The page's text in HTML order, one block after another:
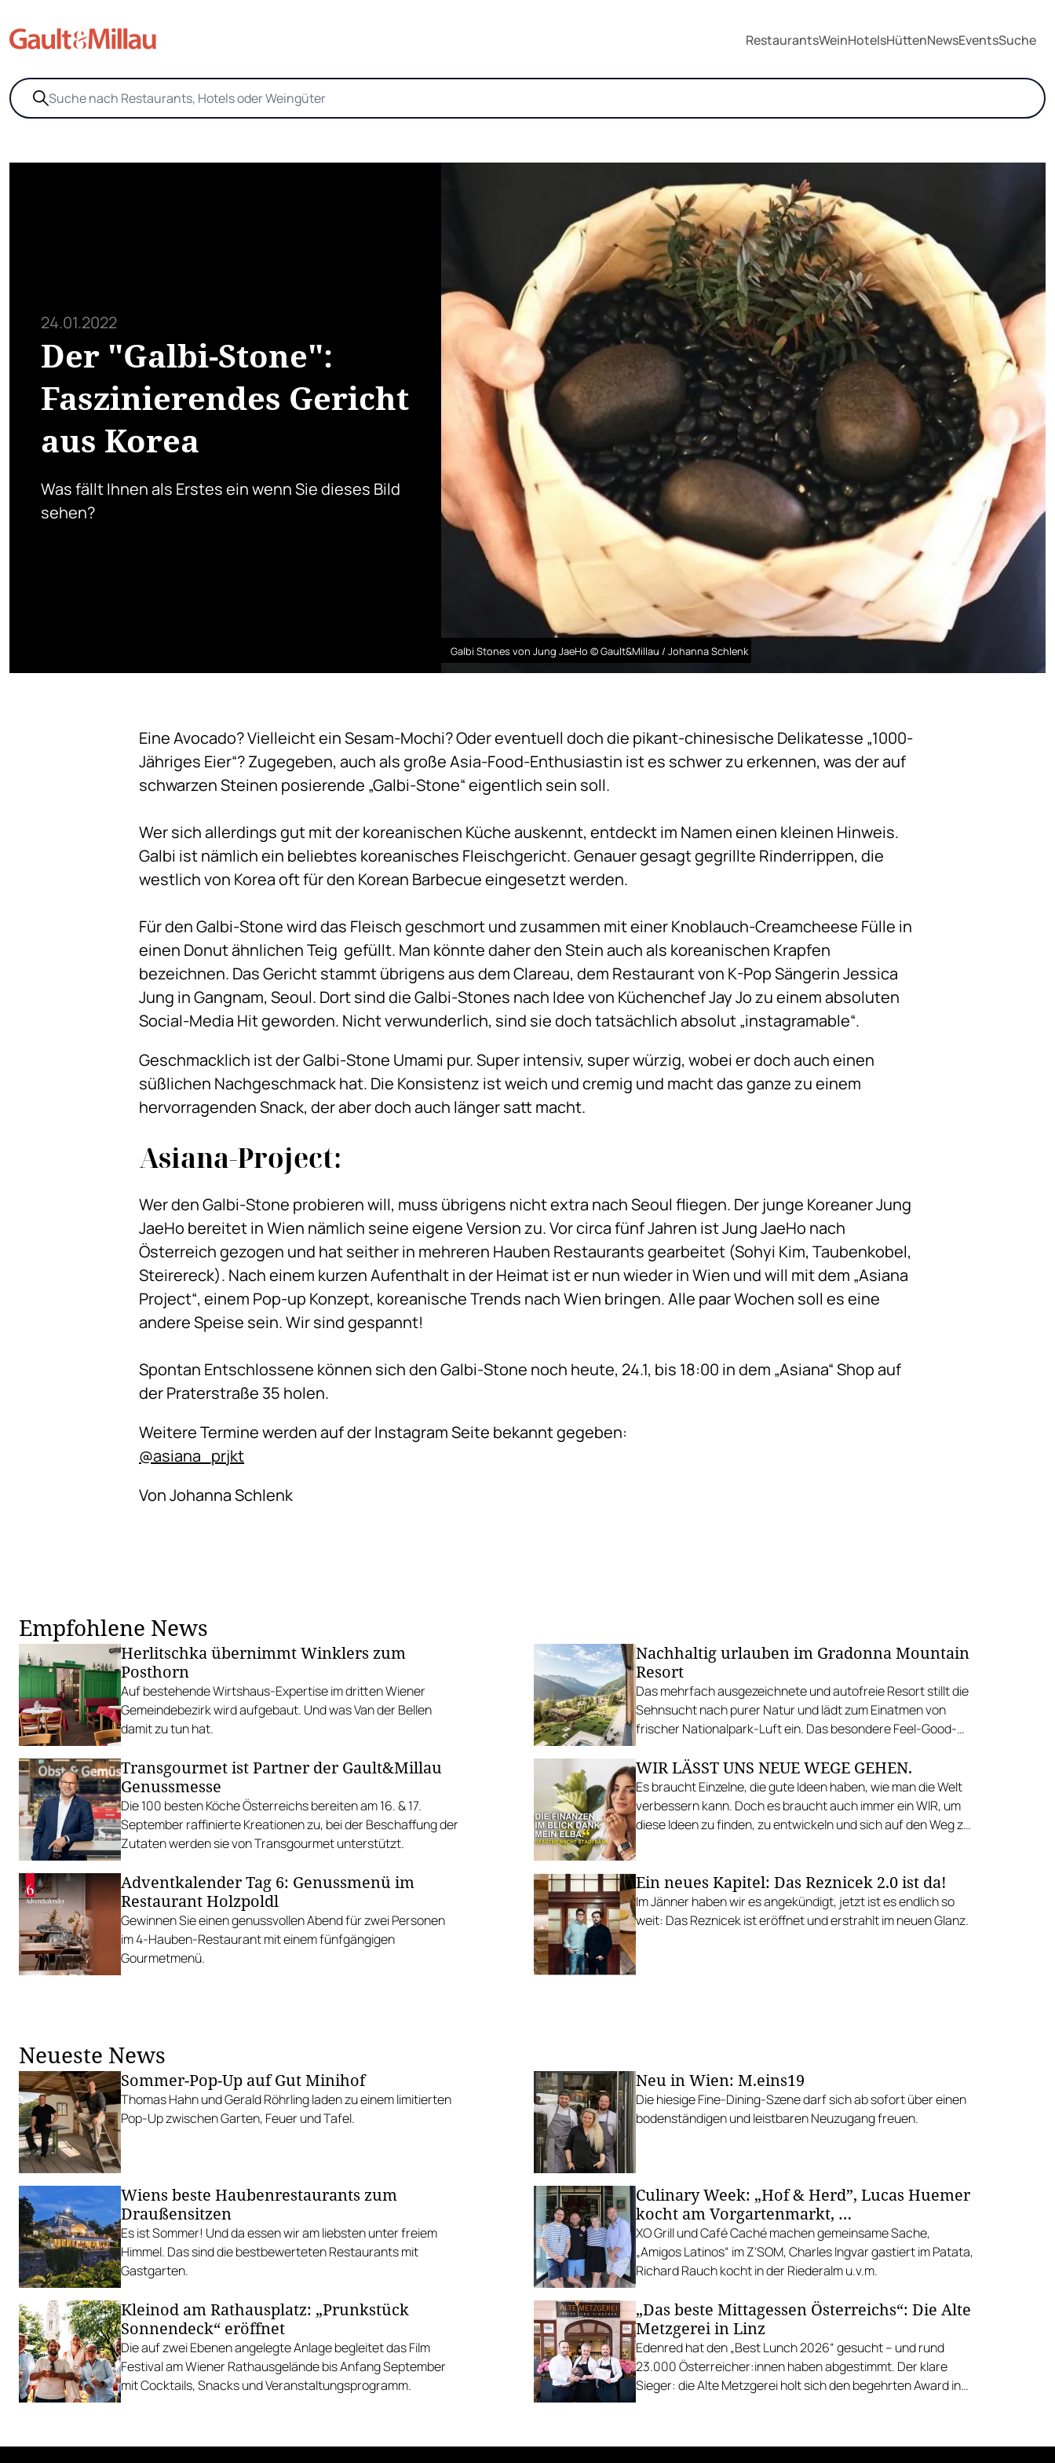
RestaurantsWeinHotelsHüttenNewsEventsSuche
24.01.2022
Der "Galbi-Stone":
Faszinierendes Gericht
aus Korea
Was fällt Ihnen als Erstes ein wenn Sie dieses Bild
sehen?
Galbi Stones von Jung JaeHo © Gault&Millau / Johanna Schlenk
Eine Avocado? Vielleicht ein Sesam-Mochi? Oder eventuell doch die pikant-chinesische Delikatesse „1000-
Jähriges Eier“? Zugegeben, auch als große Asia-Food-Enthusiastin ist es schwer zu erkennen, was der auf
schwarzen Steinen posierende „Galbi-Stone“ eigentlich sein soll.
Wer sich allerdings gut mit der koreanischen Küche auskennt, entdeckt im Namen einen kleinen Hinweis.
Galbi ist nämlich ein beliebtes koreanisches Fleischgericht. Genauer gesagt gegrillte Rinderrippen, die
westlich von Korea oft für den Korean Barbecue eingesetzt werden.
Für den Galbi-Stone wird das Fleisch geschmort und zusammen mit einer Knoblauch-Creamcheese Fülle in
einen Donut ähnlichen Teig gefüllt. Man könnte daher den Stein auch als koreanischen Krapfen
bezeichnen. Das Gericht stammt übrigens aus dem Clareau, dem Restaurant von K-Pop Sängerin Jessica
Jung in Gangnam, Seoul. Dort sind die Galbi-Stones nach Idee von Küchenchef Jay Jo zu einem absoluten
Social-Media Hit geworden. Nicht verwunderlich, sind sie doch tatsächlich absolut „instagramable“.
Geschmacklich ist der Galbi-Stone Umami pur. Super intensiv, super würzig, wobei er doch auch einen
süßlichen Nachgeschmack hat. Die Konsistenz ist weich und cremig und macht das ganze zu einem
hervorragenden Snack, der aber doch auch länger satt macht.
Asiana-Project:
Wer den Galbi-Stone probieren will, muss übrigens nicht extra nach Seoul fliegen. Der junge Koreaner Jung
JaeHo bereitet in Wien nämlich seine eigene Version zu. Vor circa fünf Jahren ist Jung JaeHo nach
Österreich gezogen und hat seither in mehreren Hauben Restaurants gearbeitet (Sohyi Kim, Taubenkobel,
Steirereck). Nach einem kurzen Aufenthalt in der Heimat ist er nun wieder in Wien und will mit dem „Asiana
Project“, einem Pop-up Konzept, koreanische Trends nach Wien bringen. Alle paar Wochen soll es eine
andere Speise sein. Wir sind gespannt!
Spontan Entschlossene können sich den Galbi-Stone noch heute, 24.1, bis 18:00 in dem „Asiana“ Shop auf
der Praterstraße 35 holen.
Weitere Termine werden auf der Instagram Seite bekannt gegeben:
@asiana_prjkt
Von Johanna Schlenk
Empfohlene News
Herlitschka übernimmt Winklers zum
Posthorn
Auf bestehende Wirtshaus-Expertise im dritten Wiener
Gemeindebezirk wird aufgebaut. Und was Van der Bellen
damit zu tun hat.
Nachhaltig urlauben im Gradonna Mountain
Resort
Das mehrfach ausgezeichnete und autofreie Resort stillt die
Sehnsucht nach purer Natur und lädt zum Einatmen von
frischer Nationalpark-Luft ein. Das besondere Feel-Good-
Resort: Drei neue Kraftplätze sorgen für die natürliche
Entschleunigung.
Transgourmet ist Partner der Gault&Millau
Genussmesse
Die 100 besten Köche Österreichs bereiten am 16. & 17.
September raffinierte Kreationen zu, bei der Beschaffung der
Zutaten werden sie von Transgourmet unterstützt.
WIR LÄSST UNS NEUE WEGE GEHEN.
Es braucht Einzelne, die gute Ideen haben, wie man die Welt
verbessern kann. Doch es braucht auch immer ein WIR, um
diese Ideen zu finden, zu entwickeln und sich auf den Weg zu
Adventkalender Tag 6: Genussmenü im
Restaurant Holzpoldl
Gewinnen Sie einen genussvollen Abend für zwei Personen
im 4-Hauben-Restaurant mit einem fünfgängigen
Gourmetmenü.
Ein neues Kapitel: Das Reznicek 2.0 ist da!
Im Jänner haben wir es angekündigt, jetzt ist es endlich so
weit: Das Reznicek ist eröffnet und erstrahlt im neuen Glanz.
Neueste News
Sommer-Pop-Up auf Gut Minihof
Thomas Hahn und Gerald Röhrling laden zu einem limitierten
Pop-Up zwischen Garten, Feuer und Tafel.
Neu in Wien: M.eins19
Die hiesige Fine-Dining-Szene darf sich ab sofort über einen
bodenständigen und leistbaren Neuzugang freuen.
Wiens beste Haubenrestaurants zum
Draußensitzen
Es ist Sommer! Und da essen wir am liebsten unter freiem
Himmel. Das sind die bestbewerteten Restaurants mit
Gastgarten.
Culinary Week: „Hof & Herd”, Lucas Huemer
kocht am Vorgartenmarkt, …
XO Grill und Café Caché machen gemeinsame Sache,
„Amigos Latinos“ im Z'SOM, Charles Ingvar gastiert im Patata,
Richard Rauch kocht in der Riederalm u.v.m.
Kleinod am Rathausplatz: „Prunkstück
Sonnendeck“ eröffnet
Die auf zwei Ebenen angelegte Anlage begleitet das Film
Festival am Wiener Rathausgelände bis Anfang September
mit Cocktails, Snacks und Veranstaltungsprogramm.
„Das beste Mittagessen Österreichs“: Die Alte
Metzgerei in Linz
Edenred hat den „Best Lunch 2026“ gesucht – und rund
23.000 Österreicher:innen haben abgestimmt. Der klare
Sieger: die Alte Metzgerei holt sich den begehrten Award in